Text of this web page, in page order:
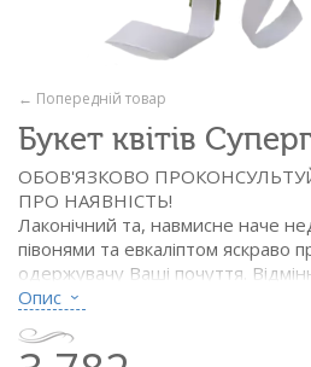
← Попередній товар
Букет квітів
ОБОВ'ЯЗКОВО
ПРО НАЯВНІСТЬ!
Лаконічний та, навмисне наче
півонями та евкаліптом яскраво
одержувачу Ваші почуття.
ділових жінок. Діаметр виробу
Склад:
Опис